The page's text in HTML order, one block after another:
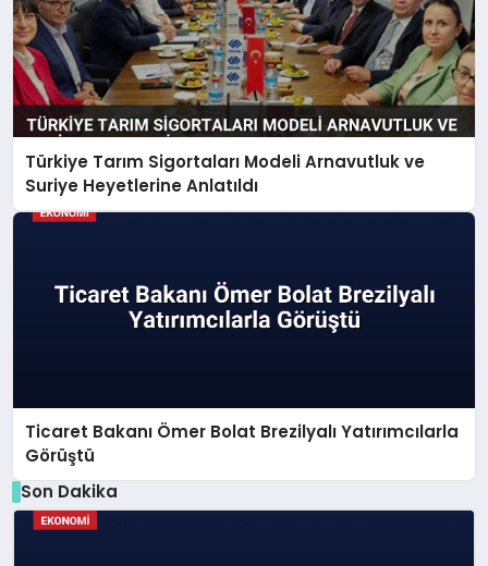
Türkiye Tarım Sigortaları Modeli Arnavutluk ve
Suriye Heyetlerine Anlatıldı
Ticaret Bakanı Ömer Bolat Brezilyalı Yatırımcılarla
Görüştü
Son Dakika